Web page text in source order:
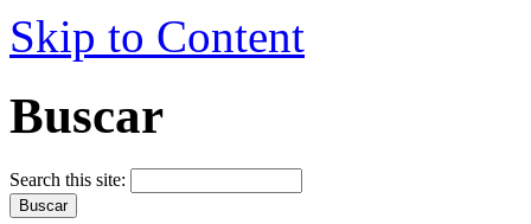
Skip to Content
Buscar
Search this site: